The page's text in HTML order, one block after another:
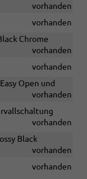
vorhanden
vorhanden
Chrome
vorhanden
vorhanden
Open und
vorhanden
vorhanden
Black
vorhanden
vorhanden